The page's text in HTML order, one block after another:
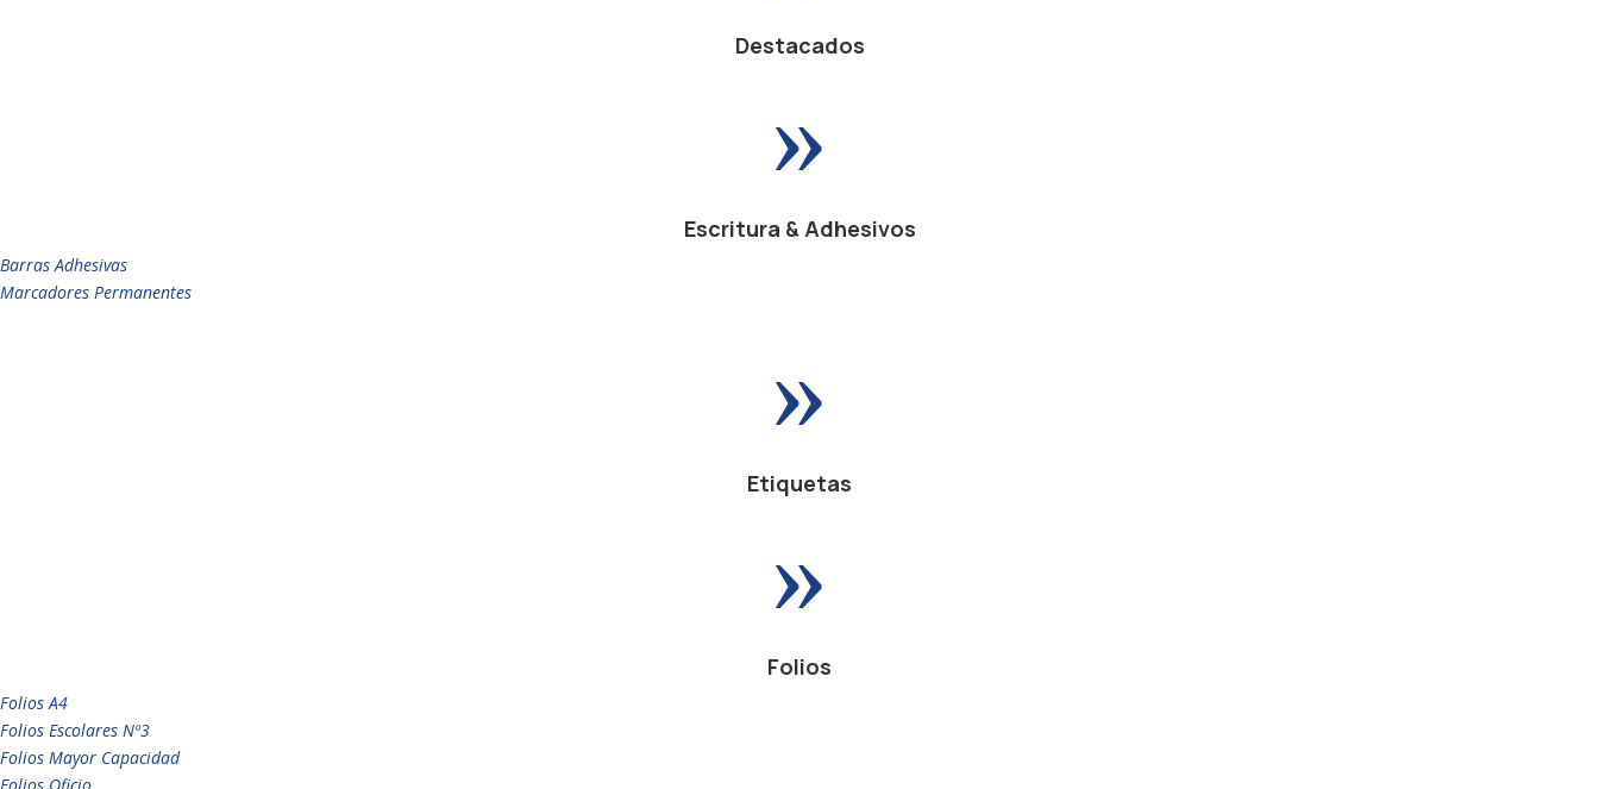
Destacados
»
Escritura & Adhesivos
Barras Adhesivas
Marcadores Permanentes
»
Etiquetas
»
Folios
Folios A4
Folios Escolares Nº3
Folios Mayor Capacidad
Folios Oficio